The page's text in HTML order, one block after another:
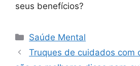
seus benefícios?
Categorias
Saúde Mental
Truques de cuidados com